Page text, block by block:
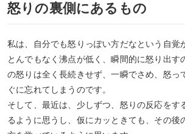
怒りの裏側にあるもの
私は、自分でも怒りっぽい方だなという自覚
とんでもなく沸点が低く、瞬間的に怒り出す
の怒りは全く長続きせず、一瞬でさめ、怒っ
ぐに忘れてしまうのです。
そして、最近は、少しずつ、怒りの反応をす
るように思うし、仮にカッときても、その後